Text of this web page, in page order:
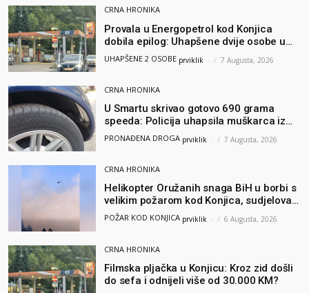
CRNA HRONIKA
Provala u Energopetrol kod Konjica
dobila epilog: Uhapšene dvije osobe u
Čapljini i Jablanici
UHAPŠENE 2 OSOBE prviklik - 7 Augusta, 2026
CRNA HRONIKA
U Smartu skrivao gotovo 690 grama
speeda: Policija uhapsila muškarca iz
Hercegovine
PRONAĐENA DROGA prviklik - 7 Augusta, 2026
CRNA HRONIKA
Helikopter Oružanih snaga BiH u borbi s
velikim požarom kod Konjica, sudjelovao
i Air Tractor
POŽAR KOD KONJICA prviklik - 6 Augusta, 2026
CRNA HRONIKA
Filmska pljačka u Konjicu: Kroz zid došli
do sefa i odnijeli više od 30.000 KM?